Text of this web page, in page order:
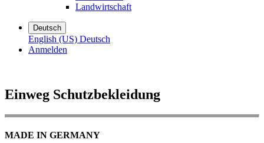
Landwirtschaft
Deutsch
English (US) Deutsch
Anmelden
Einweg Schutzbekleidung
MADE IN GERMANY